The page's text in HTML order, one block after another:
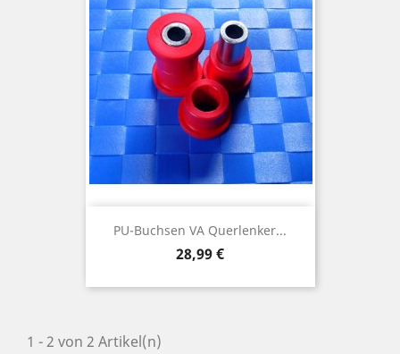
PU-Buchsen VA Querlenker...
Preis
28,99 €
1 - 2 von 2 Artikel(n)